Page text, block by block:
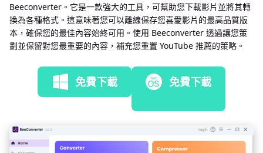
Beeconverter。它是一款強大的工具，可幫助您下載影片並將其轉
換為各種格式。這意味著您可以離線保存您喜愛影片的最高品質版
本，確保您的最佳內容始終可用。使用 Beeconverter 透過讓您策
劃並保留對您最重要的內容，補充您重置 YouTube 推薦的策略。
免費下載 免費下載